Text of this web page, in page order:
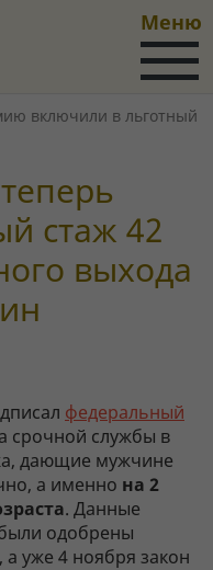
Меню
включили в льготный
стаж 42
выхода
федеральный
срочной службы в
дающие мужчине
а именно на 2
. Данные
одобрены
а уже 4 ноября закон